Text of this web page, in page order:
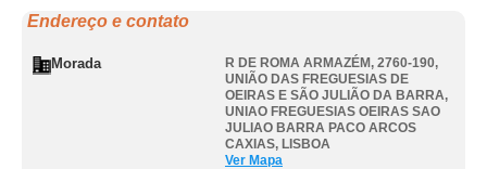
Endereço e contato
Morada
R DE ROMA ARMAZÉM, 2760-190,
UNIÃO DAS FREGUESIAS DE
OEIRAS E SÃO JULIÃO DA BARRA,
UNIAO FREGUESIAS OEIRAS SAO
JULIAO BARRA PACO ARCOS
CAXIAS, LISBOA
Ver Mapa